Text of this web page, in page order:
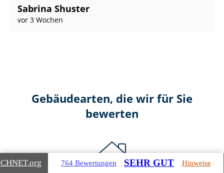
Sabrina Shuster
vor 3 Wochen
Gebäudearten, die wir für Sie
bewerten
.org 764 Bewertungen SEHR GUT Hinweise